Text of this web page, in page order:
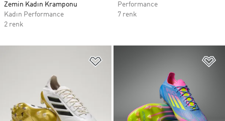
Zemin Kadın Kramponu
Kadın Performance
2 renk
Performance
7 renk